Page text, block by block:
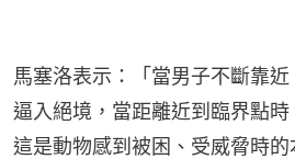
馬塞洛表示：「當男子不斷靠
逼入絕境，當距離近到臨界點時
這是動物感到被困、受威脅時的